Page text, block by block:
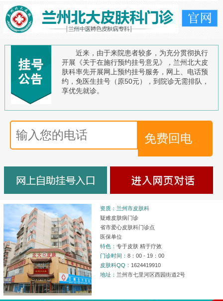
近来，由于来院患者较多，为充分贯彻执行
开展《关于在施行预约挂号意见》，兰州北大皮
肤科率先开展网上预约挂号服务，网上、电话预
约，免医生挂号（原50元），到院诊无需排队，
享优先就诊。
资质：兰州市皮肤科
疑难皮肤病门诊
省市爱心皮肤科门诊点
医保单位
特色：专于皮肤 精于疗效
门诊时间：8：00 - 19：00
皮肤科QQ： 1624419910
地址： 兰州市七里河区西园街道2号